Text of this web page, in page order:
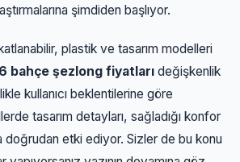
şimdiden başlıyor.
plastik ve tasarım modelleri
bahçe şezlong fiyatları değişkenlik
kullanıcı beklentilerine göre
tasarım detayları, sağladığı konfor
doğrudan etki ediyor. Sizler de bu konu